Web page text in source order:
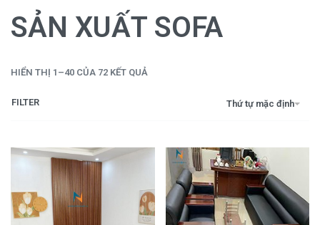
SẢN XUẤT SOFA
HIỂN THỊ 1–40 CỦA 72 KẾT QUẢ
Thứ tự mặc định
FILTER